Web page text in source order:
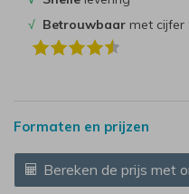
√ Betrouwbaar met cijfer
Formaten en prijzen
Bereken de prijs met